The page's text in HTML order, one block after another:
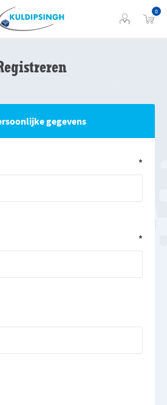
0
gegevens
*
*